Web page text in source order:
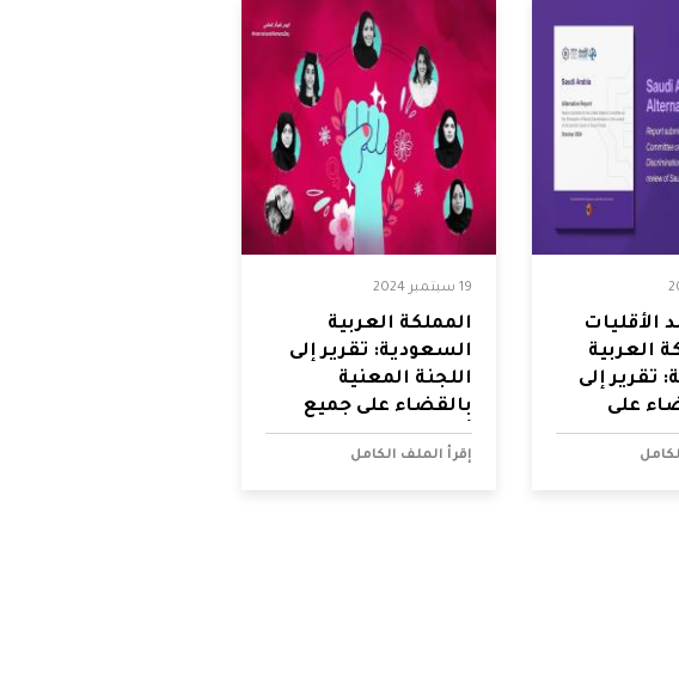
الأقليات
العربية
تقرير إلى
على
المتحدة
19 سبتمبر 2024
المملكة العربية
السعودية: تقرير إلى
اللجنة المعنية
بالقضاء على جميع
أشكال التمييز ضد
المرأة
إقرأ الملف الكامل